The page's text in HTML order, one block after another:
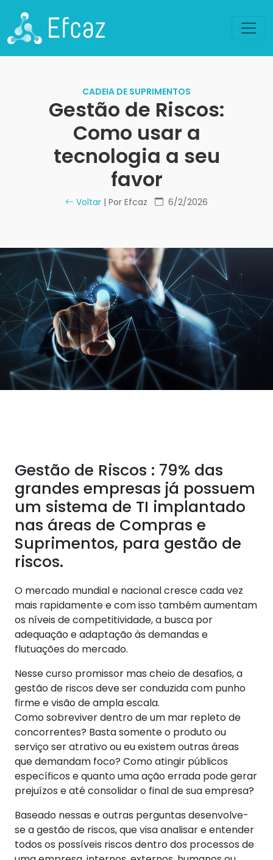
CADEIA DE SUPRIMENTOS
Gestão de Riscos:
Como usar a
tecnologia a seu
favor
Voltar | Por Efcaz 6/2/2026
Gestão de Riscos : 79% das
grandes empresas já possuem
um sistema de TI implantado
nas áreas de Compras e
Suprimentos, para gestão de
riscos.
O mercado mundial e nacional cresce cada vez
mais rapidamente e com isso também aumentam
os níveis de competitividade, a busca por
adequação e adaptação às demandas e
flutuações do mercado.
Nesse curso promissor mas cheio de desafios, a
gestão de riscos deve ser conduzida com punho
firme e visão de ampla escala.
Como sobreviver dentro de um mar repleto de
concorrentes? Basta somente o produto ou
serviço ser atrativo ou eu existem outras áreas
que demandam foco? Como atingir públicos
específicos e quanto uma ação errada pode gerar
prejuízos e até consolidar o final de sua empresa?
Baseado nessas e outras perguntas desenvolve-
se a gestão de riscos, que visa analisar e entender
todos os possíveis riscos dentro dos processos de